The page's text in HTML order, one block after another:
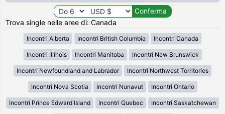
Trova single nelle aree di: Canada
Incontri Alberta Incontri British Columbia Incontri Canada
Incontri Illinois Incontri Manitoba Incontri New Brunswick
Incontri Newfoundland and Labrador Incontri Northwest Territories
Incontri Nova Scotia Incontri Nunavut Incontri Ontario
Incontri Prince Edward Island Incontri Quebec Incontri Saskatchewan